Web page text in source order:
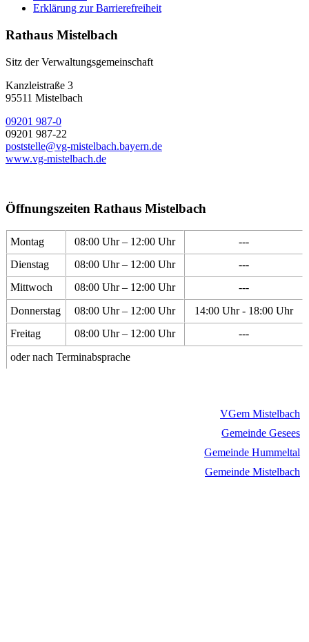
Erklärung zur Barrierefreiheit
Rathaus Mistelbach
Sitz der Verwaltungsgemeinschaft
Kanzleistraße 3
95511 Mistelbach
09201 987-0
09201 987-22
poststelle@vg-mistelbach.bayern.de
www.vg-mistelbach.de
Öffnungszeiten Rathaus Mistelbach
Montag 08:00 Uhr – 12:00 Uhr
---
Dienstag
08:00 Uhr – 12:00 Uhr
---
Mittwoch
08:00 Uhr – 12:00 Uhr
---
Donnerstag
08:00 Uhr – 12:00 Uhr
14:00 Uhr - 18:00 Uhr
Freitag
08:00 Uhr – 12:00 Uhr
---
oder nach Terminabsprache
VGem Mistelbach
Gemeinde Gesees
Gemeinde Hummeltal
Gemeinde Mistelbach